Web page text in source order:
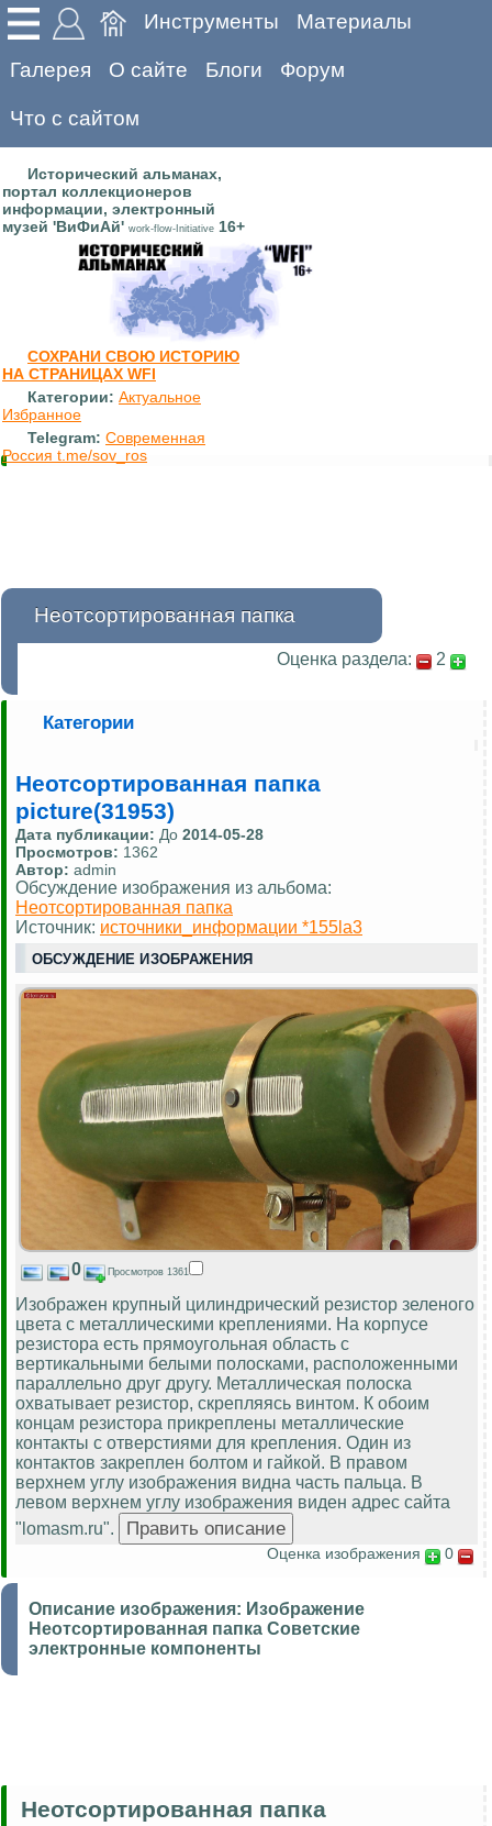
Инструменты Материалы
Галерея О сайте Блоги Форум
Что с сайтом
Исторический альманах,
портал коллекционеров
информации, электронный
музей 'ВиФиАй' work-flow-Initiative 16+
СОХРАНИ СВОЮ ИСТОРИЮ
НА СТРАНИЦАХ WFI
Категории: Актуальное
Избранное
Telegram: Современная
Россия t.me/sov_ros
Неотсортированная папка
Оценка раздела: 2
Категории
Неотсортированная папка
picture(31953)
Дата публикации: До 2014-05-28
Просмотров: 1362
Автор: admin
Обсуждение изображения из альбома:
Неотсортированная папка
Источник: источники_информации *155la3
ОБСУЖДЕНИЕ ИЗОБРАЖЕНИЯ
0 Просмотров 1361
Изображен крупный цилиндрический резистор зеленого
цвета с металлическими креплениями. На корпусе
резистора есть прямоугольная область с
вертикальными белыми полосками, расположенными
параллельно друг другу. Металлическая полоска
охватывает резистор, скрепляясь винтом. К обоим
концам резистора прикреплены металлические
контакты с отверстиями для крепления. Один из
контактов закреплен болтом и гайкой. В правом
верхнем углу изображения видна часть пальца. В
левом верхнем углу изображения виден адрес сайта
"lomasm.ru".
Оценка изображения 0
Описание изображения: Изображение
Неотсортированная папка Советские
электронные компоненты
Неотсортированная папка